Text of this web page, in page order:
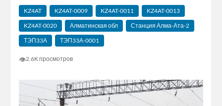
KZ4AT KZ4AT-0009 KZ4AT-0011
KZ4AT-0013
KZ4AT-0020
Алматинская обл
Станция Алма-Ата-2
ТЭП33А
ТЭП33А-0001
👁2.6K просмотров